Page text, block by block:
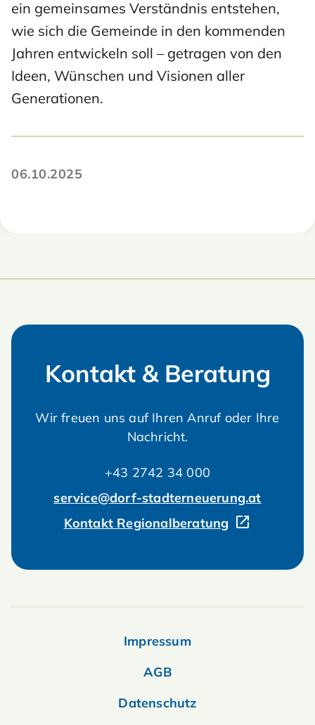
ein gemeinsames Verständnis entstehen,
wie sich die Gemeinde in den kommenden
Jahren entwickeln soll – getragen von den
Ideen, Wünschen und Visionen aller
Generationen.
06.10.2025
Kontakt & Beratung
Wir freuen uns auf Ihren Anruf oder Ihre
Nachricht.
+43 2742 34 000
service@dorf-stadterneuerung.at
Kontakt Regionalberatung
Impressum
AGB
Datenschutz